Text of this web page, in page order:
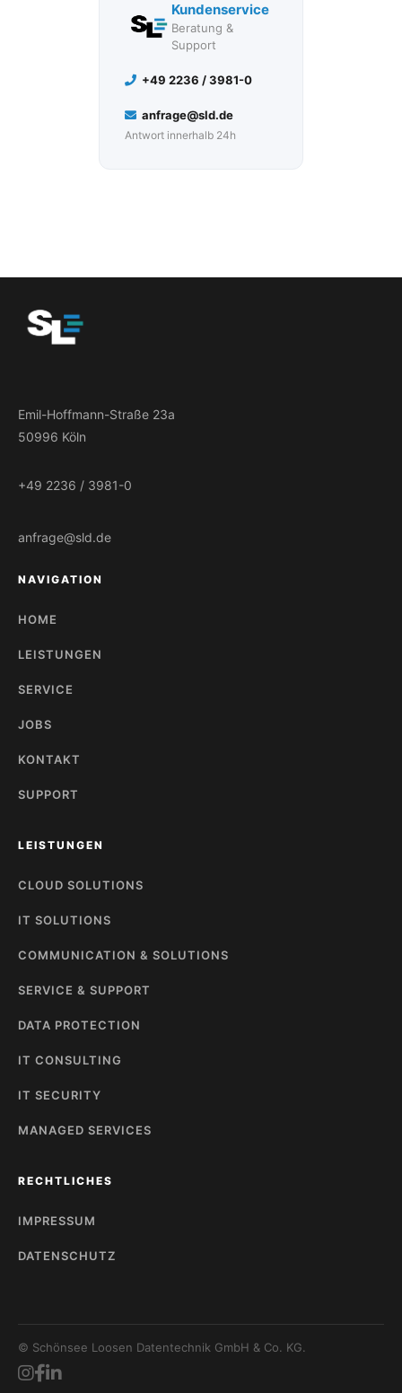
Kundenservice
Beratung &
Support
+49 2236 / 3981-0
anfrage@sld.de
Antwort innerhalb 24h
Emil-Hoffmann-Straße 23a
50996 Köln
+49 2236 / 3981-0
anfrage@sld.de
NAVIGATION
HOME
LEISTUNGEN
SERVICE
JOBS
KONTAKT
SUPPORT
LEISTUNGEN
CLOUD SOLUTIONS
IT SOLUTIONS
COMMUNICATION & SOLUTIONS
SERVICE & SUPPORT
DATA PROTECTION
IT CONSULTING
IT SECURITY
MANAGED SERVICES
RECHTLICHES
IMPRESSUM
DATENSCHUTZ
© Schönsee Loosen Datentechnik GmbH & Co. KG.